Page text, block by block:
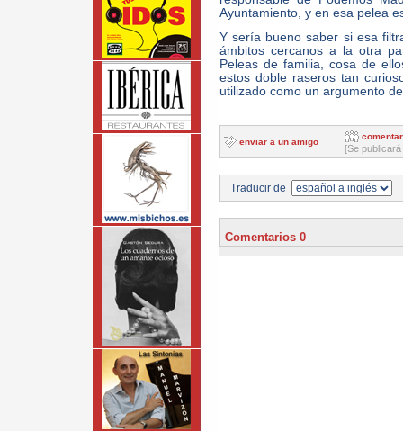
Ayuntamiento, y en esa pelea
Y sería bueno saber si esa
ámbitos cercanos a la otra
Peleas de familia, cosa de
estos doble raseros tan
utilizado como un argumento
enviar a un amigo
comentar
[Se
Traducir de
Comentarios 0